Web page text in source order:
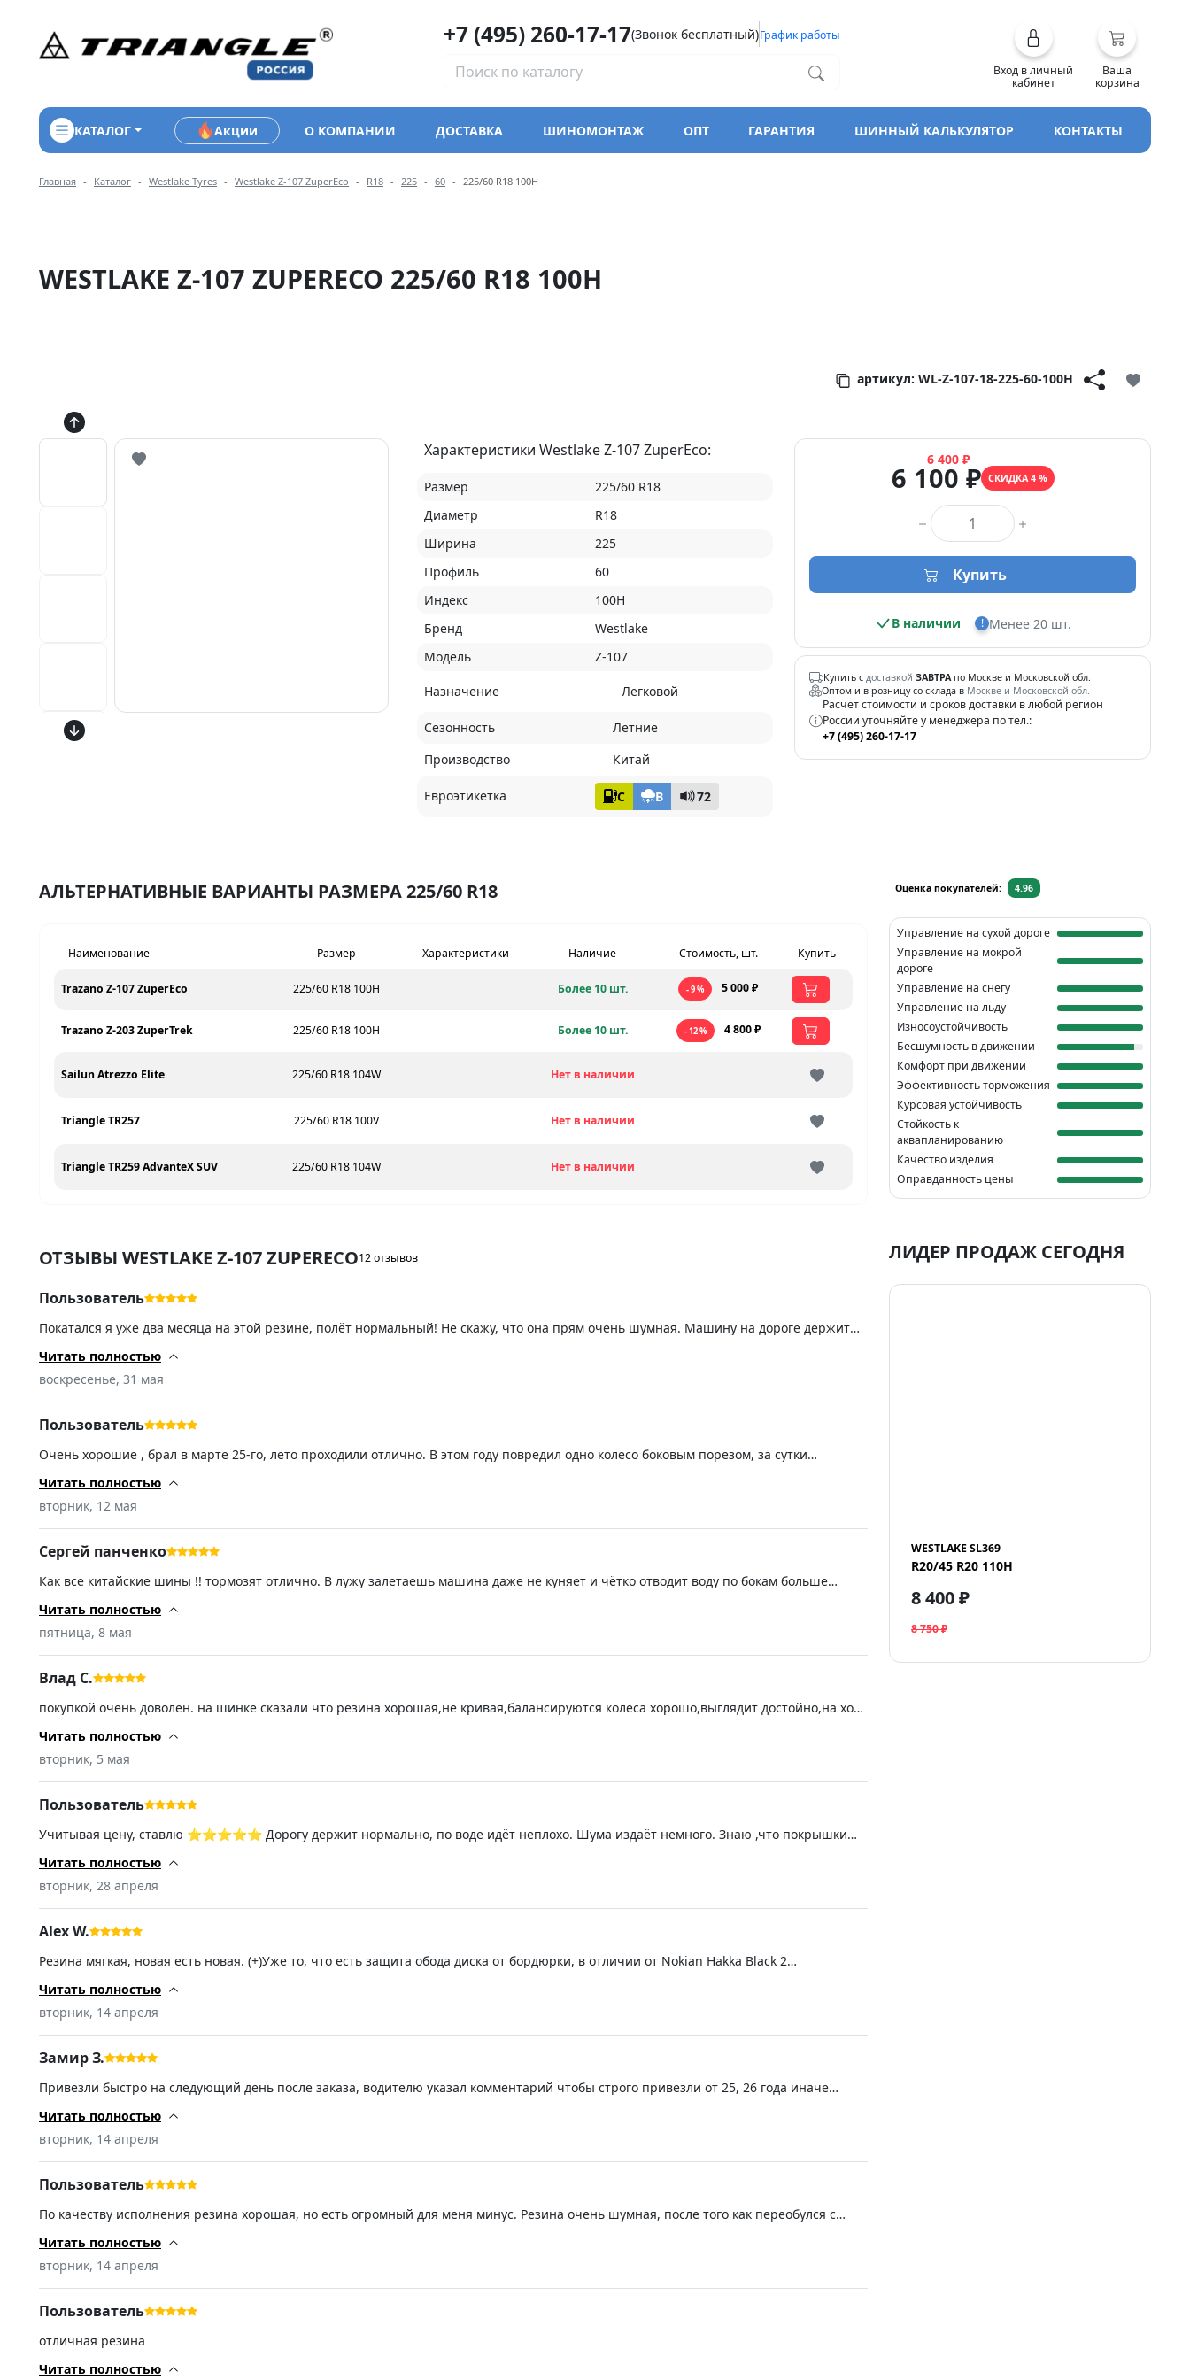
+7 (495) 260-17-17(Звонок бесплатный)График работы
Вход в личный
кабинет
Ваша
корзина
КАТАЛОГ Акции О КОМПАНИИ ДОСТАВКА ШИНОМОНТАЖ ОПТ ГАРАНТИЯ ШИННЫЙ КАЛЬКУЛЯТОР КОНТАКТЫ
Навигация по разделам модели Westlake Z-107 ZuperEco
Главная Каталог Westlake Tyres Westlake Z-107 ZuperEco R18 225 60 225/60 R18 100H
WESTLAKE Z-107 ZUPERECO 225/60 R18 100H
артикул: WL-Z-107-18-225-60-100H
Характеристики Westlake Z-107 ZuperEco:
Размер
225/60 R18
Диаметр
R18
Ширина
225
Профиль
60
Индекс
100H
Бренд
Westlake
Модель
Z-107
Назначение Легковой
Сезонность
Летние
Производство
Китай
Евроэтикетка C B 72
6 400 ₽
6 100 ₽ СКИДКА 4 %
Количество товара
Купить
В наличии ! Менее 20 шт.
Купить с доставкой ЗАВТРА по Москве и Московской обл.
Оптом и в розницу со склада в Москве и Московской обл.
Расчет стоимости и сроков доставки в любой регион
России уточняйте у менеджера по тел.:
+7 (495) 260-17-17
АЛЬТЕРНАТИВНЫЕ ВАРИАНТЫ РАЗМЕРА 225/60 R18
Наименование Размер Характеристики Наличие Стоимость, шт. Купить
Trazano Z-107 ZuperEco 225/60 R18 100H Более 10 шт. - 9 % 5 000 ₽
Trazano Z-203 ZuperTrek 225/60 R18 100H Более 10 шт. - 12 % 4 800 ₽
Sailun Atrezzo Elite 225/60 R18 104W Нет в наличии
Triangle TR257 225/60 R18 100V Нет в наличии
Triangle TR259 AdvanteX SUV 225/60 R18 104W Нет в наличии
ОТЗЫВЫ WESTLAKE Z-107 ZUPERECO12 отзывов
Пользователь
Покатался я уже два месяца на этой резине, полёт нормальный! Не скажу, что она прям очень шумная. Машину на дороге держит
Читать полностью
воскресенье, 31 мая
Пользователь
Очень хорошие , брал в марте 25-го, лето проходили отлично. В этом году повредил одно колесо боковым порезом, за сутки
Читать полностью
вторник, 12 мая
Сергей панченко
Как все китайские шины !! тормозят отлично. В лужу залетаешь машина даже не куняет и чётко отводит воду по бокам больше
Читать полностью
пятница, 8 мая
Влад С.
покупкой очень доволен. на шинке сказали что резина хорошая,не кривая,балансируются колеса хорошо,выглядит достойно,на ходу
Читать полностью
вторник, 5 мая
Пользователь
Учитывая цену, ставлю ⭐️⭐️⭐️⭐️⭐️ Дорогу держит нормально, по воде идёт неплохо. Шума издаёт немного. Знаю ,что покрышки
Читать полностью
вторник, 28 апреля
Alex W.
Резина мягкая, новая есть новая. (+)Уже то, что есть защита обода диска от бордюрки, в отличии от Nokian Hakka Black 2
свой выбор сделал. (-)Дополнение после установки. 12/04/26 Вообще не понял посадку на диск. Огромный зазор между диском и
Читать полностью
вторник, 14 апреля
Замир З.
Привезли быстро на следующий день после заказа, водителю указал комментарий чтобы строго привезли от 25, 26 года иначе
спасибо! (-)Не обнаружил, в ямы стараюсь не попадать)
Читать полностью
вторник, 14 апреля
Пользователь
По качеству исполнения резина хорошая, но есть огромный для меня минус. Резина очень шумная, после того как переобулся с
пришла именно та которую покупал. Продавцу спасибо, извиняюсь за 3 звезды.
Читать полностью
вторник, 14 апреля
Пользователь
отличная резина
Читать полностью
Оценка покупателей: 4.96
Управление на сухой дороге
Управление на мокрой
дороге
Управление на снегу
Управление на льду
Износоустойчивость
Бесшумность в движении
Комфорт при движении
Эффективность торможения
Курсовая устойчивость
Стойкость к
аквапланированию
Качество изделия
Оправданность цены
ЛИДЕР ПРОДАЖ СЕГОДНЯ
WESTLAKE SL369
R20/45 R20 110H
8 400 ₽
8 750 ₽